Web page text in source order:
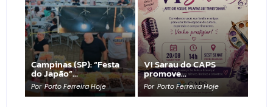
Campinas (SP): “Festa
do Japão”…
Por Porto Ferreira Hoje
VI Sarau do CAPS
promove…
Por Porto Ferreira Hoje